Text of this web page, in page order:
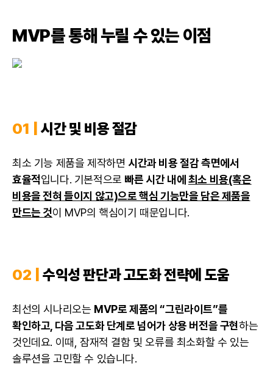
MVP를 통해 누릴 수 있는 이점
01 | 시간 및 비용 절감
최소 기능 제품을 제작하면 시간과 비용 절감 측면에서
효율적입니다. 기본적으로 빠른 시간 내에 최소 비용(혹은
비용을 전혀 들이지 않고)으로 핵심 기능만을 담은 제품을
만드는 것이 MVP의 핵심이기 때문입니다.
02 | 수익성 판단과 고도화 전략에 도움
최선의 시나리오는 MVP로 제품의 “그린라이트”를
확인하고, 다음 고도화 단계로 넘어가 상용 버전을 구현하는
것인데요. 이때, 잠재적 결함 및 오류를 최소화할 수 있는
솔루션을 고민할 수 있습니다.